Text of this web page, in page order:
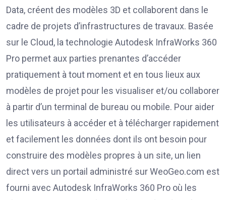
Data, créent des modèles 3D et collaborent dans le
cadre de projets d’infrastructures de travaux. Basée
sur le Cloud, la technologie Autodesk InfraWorks 360
Pro permet aux parties prenantes d’accéder
pratiquement à tout moment et en tous lieux aux
modèles de projet pour les visualiser et/ou collaborer
à partir d’un terminal de bureau ou mobile. Pour aider
les utilisateurs à accéder et à télécharger rapidement
et facilement les données dont ils ont besoin pour
construire des modèles propres à un site, un lien
direct vers un portail administré sur WeoGeo.com est
fourni avec Autodesk InfraWorks 360 Pro où les